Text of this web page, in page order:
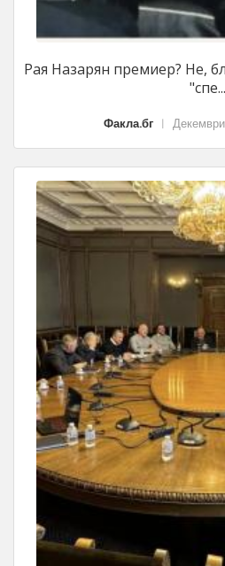
Рая Назарян премиер? Не,
"спе...
Факла.бг